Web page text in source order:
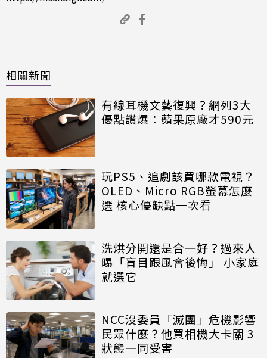
相關新聞
有線耳機文藝復興？網列3大
優點讚爆：蘋果原廠才590元
玩PS5、追劇該買哪款電視？
OLED、Micro RGB螢幕怎麼
選 核心優缺點一次看
洗烘分開還是合一好？過來人
曝「盲目跟風會後悔」 小家庭
就選它
NCC沒委員「滅團」危機影響
民眾什麼？他買相機大卡關 3
狀態一同受害